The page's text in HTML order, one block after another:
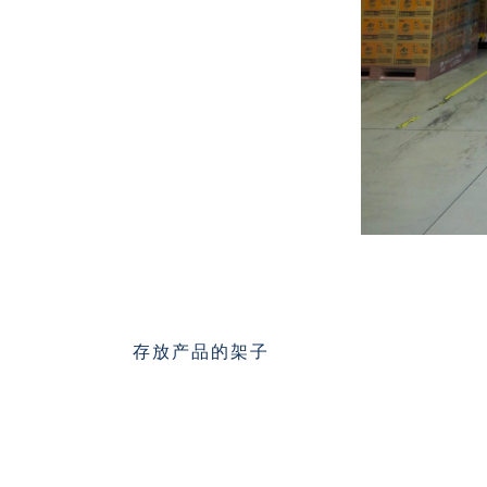
存放产品的架子